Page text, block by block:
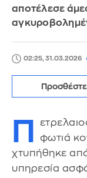
αποτέλεσε
02:25, 31.03.2026
Π
φωτιά
χτυπήθηκε
υπηρεσία